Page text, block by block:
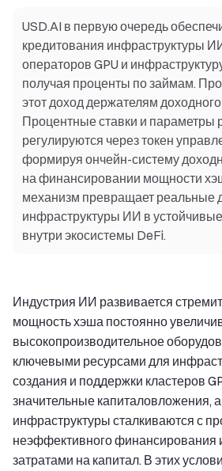
USD.AI в первую очередь
кредитования инфраструктуры
операторов GPU и
получая проценты по займам.
этот доход держателям
Процентные ставки и параметры
регулируются через токен
формируя ончейн-систему
на финансировании мощности
механизм превращает реальные
инфраструктуры ИИ в
внутри экосистемы DeFi.
Индустрия ИИ развивается
мощность хэша постоянно
высокопроизводительное
ключевыми ресурсами для
создания и поддержки кластеров
значительные капиталовложения,
инфраструктуры сталкиваются с
неэффективного финансирования
затратами на капитал. В этих